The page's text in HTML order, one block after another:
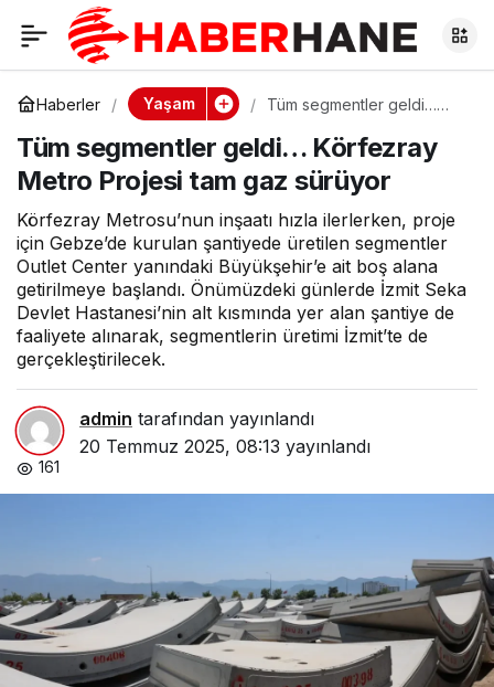
Haberler Yaşam
Tüm segmentler geldi…
tam gaz sürüyor
Tüm segmentler geldi… Körfezray
Metro Projesi tam gaz sürüyor
Körfezray Metrosu’nun inşaatı hızla ilerlerken, proje
için Gebze’de kurulan şantiyede üretilen segmentler
Outlet Center yanındaki Büyükşehir’e ait boş alana
getirilmeye başlandı. Önümüzdeki günlerde İzmit Seka
Devlet Hastanesi’nin alt kısmında yer alan şantiye de
faaliyete alınarak, segmentlerin üretimi İzmit’te de
gerçekleştirilecek.
admin tarafından yayınlandı
20 Temmuz 2025, 08:13 yayınlandı
161
Tüm segmentler
geldi… Körfezray
Metro Projesi tam gaz
sürüyor